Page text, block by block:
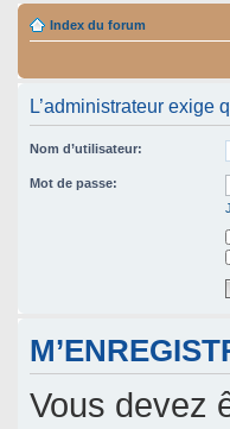
Index du forum
L’administrateur exige
Nom d’utilisateur:
Mot de passe:
Vous devez